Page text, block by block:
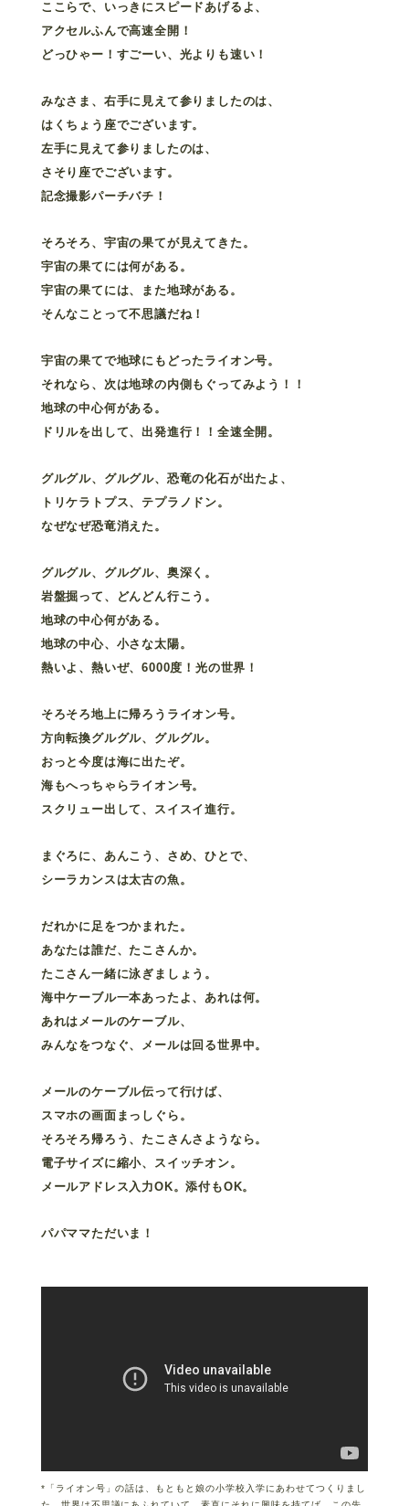
ここらで、いっきにスピードあげるよ、
アクセルふんで高速全開！
どっひゃー！すごーい、光よりも速い！
みなさま、右手に見えて参りましたのは、
はくちょう座でございます。
左手に見えて参りましたのは、
さそり座でございます。
記念撮影パーチバチ！
そろそろ、宇宙の果てが見えてきた。
宇宙の果てには何がある。
宇宙の果てには、また地球がある。
そんなことって不思議だね！
宇宙の果てで地球にもどったライオン号。
それなら、次は地球の内側もぐってみよう！！
地球の中心何がある。
ドリルを出して、出発進行！！全速全開。
グルグル、グルグル、恐竜の化石が出たよ、
トリケラトプス、テプラノドン。
なぜなぜ恐竜消えた。
グルグル、グルグル、奥深く。
岩盤掘って、どんどん行こう。
地球の中心何がある。
地球の中心、小さな太陽。
熱いよ、熱いぜ、6000度！光の世界！
そろそろ地上に帰ろうライオン号。
方向転換グルグル、グルグル。
おっと今度は海に出たぞ。
海もへっちゃらライオン号。
スクリュー出して、スイスイ進行。
まぐろに、あんこう、さめ、ひとで、
シーラカンスは太古の魚。
だれかに足をつかまれた。
あなたは誰だ、たこさんか。
たこさん一緒に泳ぎましょう。
海中ケーブル一本あったよ、あれは何。
あれはメールのケーブル、
みんなをつなぐ、メールは回る世界中。
メールのケーブル伝って行けば、
スマホの画面まっしぐら。
そろそろ帰ろう、たこさんさようなら。
電子サイズに縮小、スイッチオン。
メールアドレス入力OK。添付もOK。
パパママただいま！
*「ライオン号」の話は、もともと娘の小学校入学にあわせてつくりまし